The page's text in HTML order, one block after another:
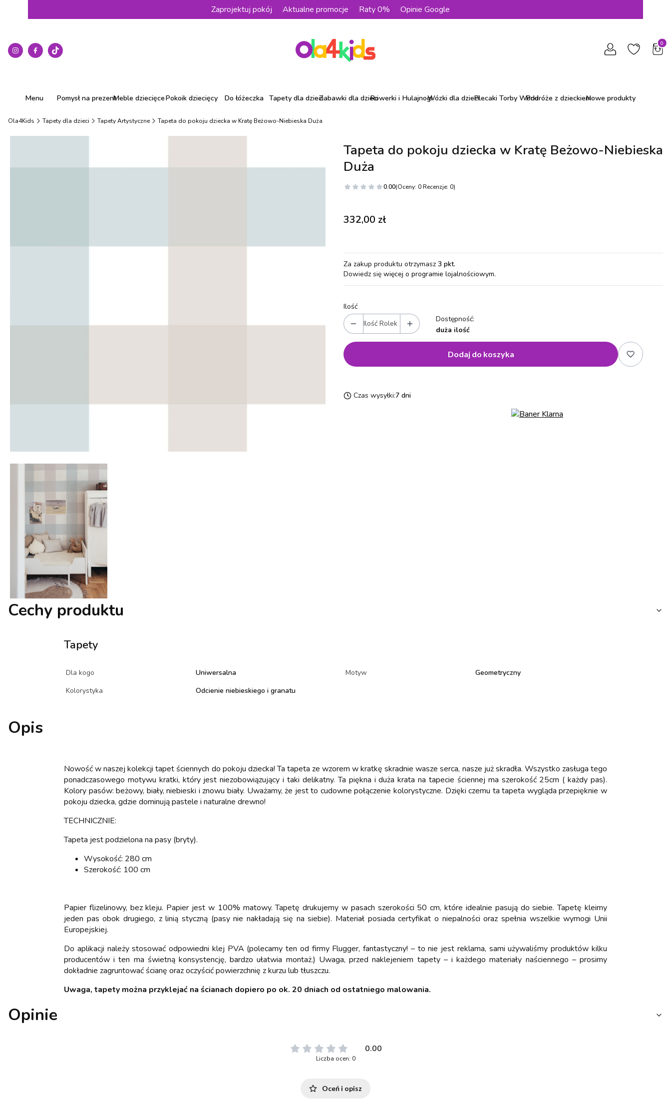
Zaprojektuj pokój Aktualne promocje Raty 0% Opinie Google
Menu Pomysł na prezentMeble dziecięcePokoik dziecięcy Do łóżeczka Tapety dla dzieciZabawki dla dzieciRowerki i HulajnogiWózki dla dzieciPlecaki Torby WorkiPodróże z dzieckiemNowe produkty
Ola4Kids Tapety dla dzieci Tapety Artystyczne Tapeta do pokoju dziecka w Kratę Beżowo-Niebieska Duża
Tapeta do pokoju dziecka w Kratę Beżowo-Niebieska
Duża
0.00(Oceny: 0 Recenzje: 0)
Cena
332,00 zł
Za zakup produktu otrzymasz 3 pkt.
Dowiedz się więcej o programie lojalnościowym.
Ilość
Ilość Rolek
Dostępność:
duża ilość
Dodaj do koszyka
Czas wysyłki:7 dni
Cechy produktu
Tapety
Dla kogo Uniwersalna Motyw
Geometryczny
Kolorystyka
Odcienie niebieskiego i granatu
Opis
Nowość w naszej kolekcji tapet ściennych do pokoju dziecka! Ta tapeta ze wzorem w kratkę skradnie wasze serca, nasze już skradła. Wszystko zasługa tego
ponadczasowego motywu kratki, który jest niezobowiązujący i taki delikatny. Ta piękna i duża krata na tapecie ściennej ma szerokość 25cm ( każdy pas).
Kolory pasów: beżowy, biały, niebieski i znowu biały. Uważamy, że jest to cudowne połączenie kolorystyczne. Dzięki czemu ta tapeta wygląda przepięknie w
pokoju dziecka, gdzie dominują pastele i naturalne drewno!
TECHNICZNIE:
Tapeta jest podzielona na pasy (bryty).
Wysokość: 280 cm
Szerokość: 100 cm
Papier flizelinowy, bez kleju. Papier jest w 100% matowy. Tapetę drukujemy w pasach szerokości 50 cm, które idealnie pasują do siebie. Tapetę kleimy
jeden pas obok drugiego, z linią styczną (pasy nie nakładają się na siebie). Materiał posiada certyfikat o niepalności oraz spełnia wszelkie wymogi Unii
Europejskiej.
Do aplikacji należy stosować odpowiedni klej PVA (polecamy ten od firmy Flugger, fantastyczny! – to nie jest reklama, sami używaliśmy produktów kilku
producentów i ten ma świetną konsystencję, bardzo ułatwia montaż.) Uwaga, przed naklejeniem tapety – i każdego materiały naściennego – prosimy
dokładnie zagruntować ścianę oraz oczyścić powierzchnię z kurzu lub tłuszczu.
Uwaga, tapety można przyklejać na ścianach dopiero po ok. 20 dniach od ostatniego malowania.
Opinie
0.00
Liczba ocen: 0
Oceń i opisz